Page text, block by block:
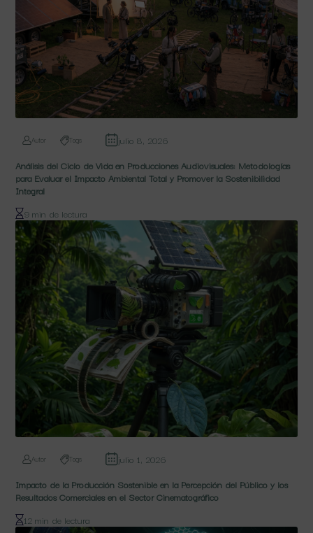
Autor Tags
julio 8, 2026
Análisis del Ciclo de Vida en Producciones Audiovisuales: Metodologías
para Evaluar el Impacto Ambiental Total y Promover la Sostenibilidad
Integral
9 min de lectura
Autor Tags
julio 1, 2026
Impacto de la Producción Sostenible en la Percepción del Público y los
Resultados Comerciales en el Sector Cinematográfico
12 min de lectura